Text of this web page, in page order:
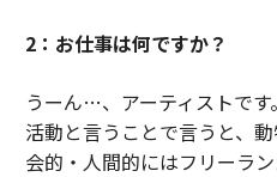
2：お仕事は何ですか？
うーん…、アーティストです。
活動と言うことで言うと、
会的・人間的にはフリーラ